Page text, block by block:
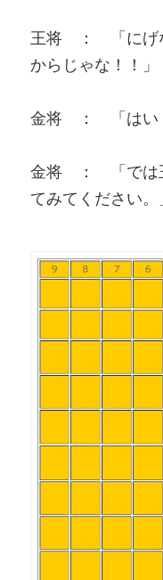
王将 ： 「にげ
からじゃな！！」
金将 ： 「はい
金将 ： 「では
てみてください。